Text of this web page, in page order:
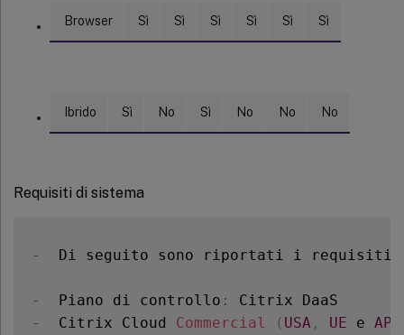
Browser Sì Sì Sì Sì Sì Sì
Ibrido Sì No Sì No No No
Requisiti di sistema
-
Di seguito sono riportati i requisiti
-
  Piano di controllo
:
-
  Citrix Cloud
Commercial ( USA , UE e APS